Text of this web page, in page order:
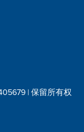
| 保留所有权